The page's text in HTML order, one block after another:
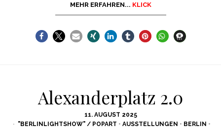
MEHR ERFAHREN... KLICK
Alexanderplatz 2.0
POSTED
ON
11. AUGUST 2025
"BERLINLIGHTSHOW" / POPART • AUSSTELLUNGEN • BERLIN •